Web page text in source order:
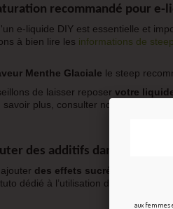
recommandé pour e-
e-liquide DIY est essentielle et
à bien lire les informations de
Menthe Glaciale le steep
de laisser reposer votre
savoir plus, consulter notre page sur la
des additifs dans son
des effets sucrés, acidulés,
dédié à l’utilisation des
aux femmes